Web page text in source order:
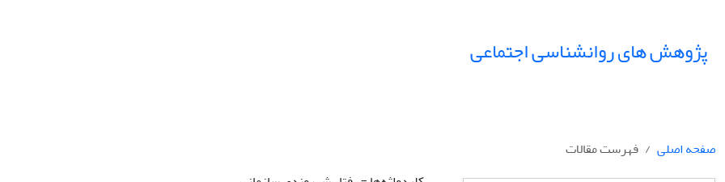
پژوهش های روانشناسی اجتماعی
صفحه اصلی
فهرست مقالات